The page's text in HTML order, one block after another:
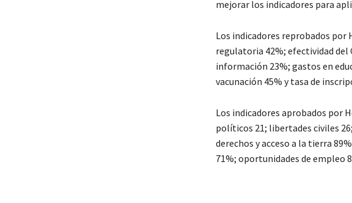
mejorar los indicadores para
Los indicadores reprobados por
regulatoria 42%; efectividad del
información 23%; gastos en
vacunación 45% y tasa de
Los indicadores aprobados por
políticos 21; libertades civiles
derechos y acceso a la tierra
71%; oportunidades de empleo